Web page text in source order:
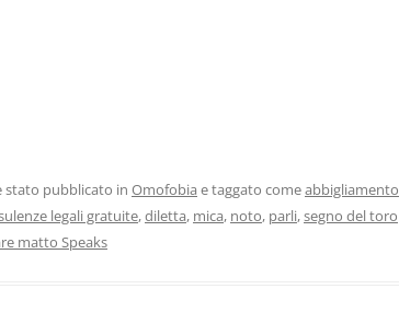
stato pubblicato in Omofobia e taggato comeabbigliamento
legali gratuite,diletta, mica, noto, parli,segno del toro
matto Speaks